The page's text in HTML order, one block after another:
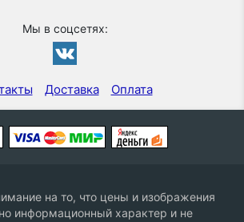
Мы в соцсетях:
Доставка Оплата
на то, что цены и изображения
информационный характер и не